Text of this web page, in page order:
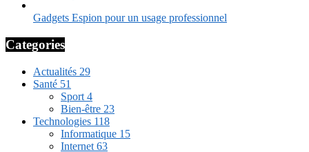
Gadgets Espion pour un usage professionnel
Categories
Actualités 29
Santé 51
Sport 4
Bien-être 23
Technologies 118
Informatique 15
Internet 63